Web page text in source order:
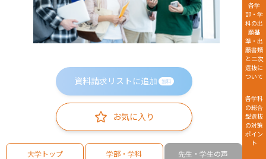
資料請求リストに追加 無料
お気に入り
大学トップ 学部・学科 先生・学生の声
各学
部・学
科の出
願基
準・出
願書類
と二次
選抜に
ついて
各学科
の総合
型選抜
の対策
ポイン
ト